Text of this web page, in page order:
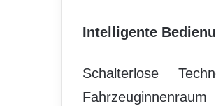
Intelligente
Schalterlose